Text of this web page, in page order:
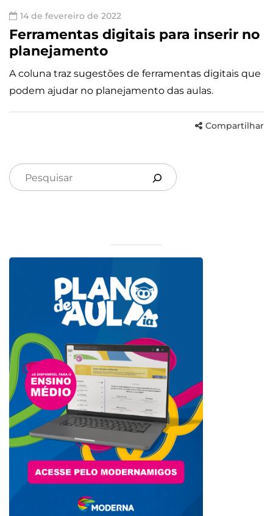
14 de fevereiro de 2022
Ferramentas digitais para inserir no
planejamento
A coluna traz sugestões de ferramentas digitais que
podem ajudar no planejamento das aulas.
Compartilhar